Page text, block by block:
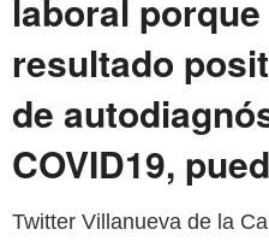
laboral
resultado
de
COVID19,
Twitter Villanueva de la